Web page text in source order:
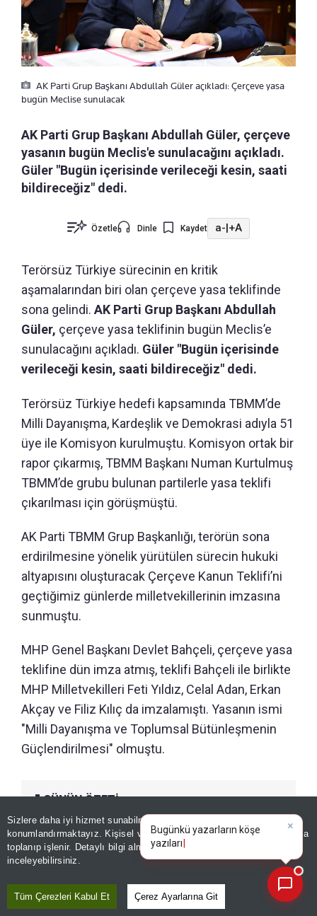
Sizlere daha iyi hizmet sunabilmek adına sitemizde
konumlandırmaktayız. Kişisel verileriniz, KVKK ve GDPR kapsamında
toplanıp işlenir. Detaylı bilgi almak içinAydınlatma Metnimizi
inceleyebilirsiniz.
Tüm Çerezleri Kabul Et Çerez Ayarlarına Git
AK Parti Grup Başkanı Abdullah Güler açıkladı: Çerçeve yasa
bugün Meclise sunulacak
AK Parti Grup Başkanı Abdullah Güler, çerçeve
yasanın bugün Meclis'e sunulacağını açıkladı.
Güler "Bugün içerisinde verileceği kesin, saati
bildireceğiz" dedi.
Özetle Dinle Kaydet a-|+A
Terörsüz Türkiye sürecinin en kritik
aşamalarından biri olan çerçeve yasa teklifinde
sona gelindi. AK Parti Grup Başkanı Abdullah
Güler, çerçeve yasa teklifinin bugün Meclis’e
sunulacağını açıkladı. Güler "Bugün içerisinde
verileceği kesin, saati bildireceğiz" dedi.
Terörsüz Türkiye hedefi kapsamında TBMM’de
Milli Dayanışma, Kardeşlik ve Demokrasi adıyla 51
üye ile Komisyon kurulmuştu. Komisyon ortak bir
rapor çıkarmış, TBMM Başkanı Numan Kurtulmuş
TBMM’de grubu bulunan partilerle yasa teklifi
çıkarılması için görüşmüştü.
AK Parti TBMM Grup Başkanlığı, terörün sona
erdirilmesine yönelik yürütülen sürecin hukuki
altyapısını oluşturacak Çerçeve Kanun Teklifi’ni
geçtiğimiz günlerde milletvekillerinin imzasına
sunmuştu.
MHP Genel Başkanı Devlet Bahçeli, çerçeve yasa
teklifine dün imza atmış, teklifi Bahçeli ile birlikte
MHP Milletvekilleri Feti Yıldız, Celal Adan, Erkan
Akçay ve Filiz Kılıç da imzalamıştı. Yasanın ismi
"Milli Dayanışma ve Toplumsal Bütünleşmenin
Güçlendirilmesi" olmuştu.
GÜNÜN ÖZETİ
×
Bugünkü yazarların köşe
yazılarını özetleyin!